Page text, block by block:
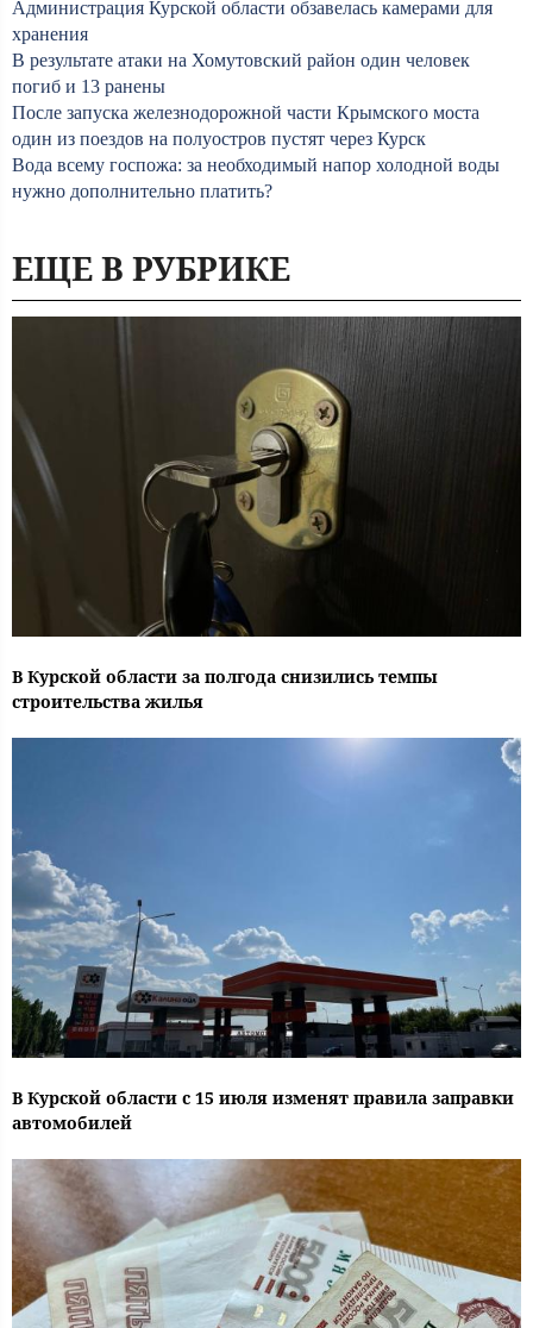
Администрация Курской области обзавелась камерами для
хранения
В результате атаки на Хомутовский район один человек
погиб и 13 ранены
После запуска железнодорожной части Крымского моста
один из поездов на полуостров пустят через Курск
Вода всему госпожа: за необходимый напор холодной воды
нужно дополнительно платить?
ЕЩЕ В РУБРИКЕ
В Курской области за полгода снизились темпы
строительства жилья
В Курской области с 15 июля изменят правила заправки
автомобилей